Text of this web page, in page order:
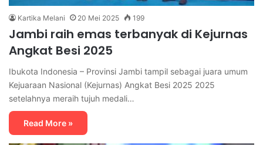
Kartika Melani 20 Mei 2025 199
Jambi raih emas terbanyak di Kejurnas
Angkat Besi 2025
Ibukota Indonesia – Provinsi Jambi tampil sebagai juara umum
Kejuaraan Nasional (Kejurnas) Angkat Besi 2025 2025
setelahnya meraih tujuh medali…
Read More »